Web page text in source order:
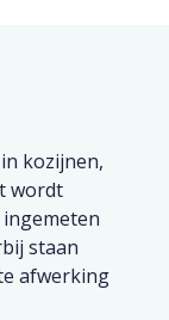
kozijnen,
wordt
staan
afwerking